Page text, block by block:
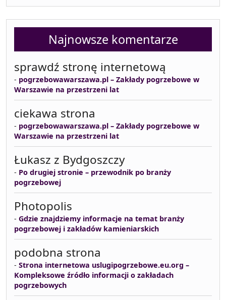
Najnowsze komentarze
sprawdź stronę internetową
- pogrzebowawarszawa.pl – Zakłady pogrzebowe w
Warszawie na przestrzeni lat
ciekawa strona
- pogrzebowawarszawa.pl – Zakłady pogrzebowe w
Warszawie na przestrzeni lat
Łukasz z Bydgoszczy
- Po drugiej stronie – przewodnik po branży
pogrzebowej
Photopolis
- Gdzie znajdziemy informacje na temat branży
pogrzebowej i zakładów kamieniarskich
podobna strona
- Strona internetowa uslugipogrzebowe.eu.org –
Kompleksowe źródło informacji o zakładach
pogrzebowych